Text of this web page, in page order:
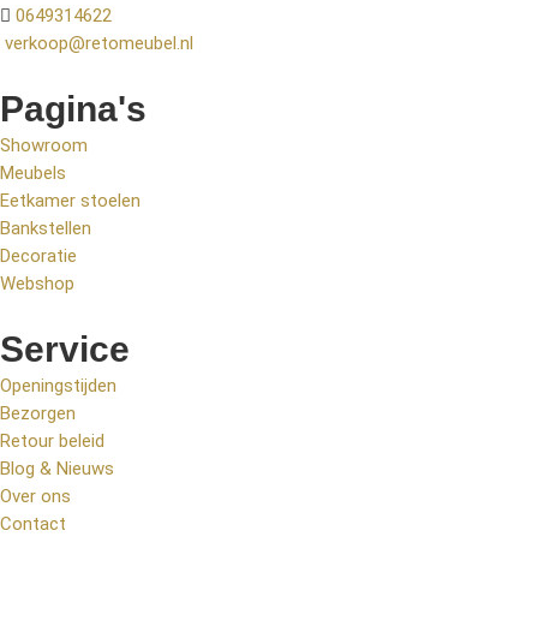
0649314622
verkoop@retomeubel.nl
Pagina's
Showroom
Meubels
Eetkamer stoelen
Bankstellen
Decoratie
Webshop
Service
Openingstijden
Bezorgen
Retour beleid
Blog & Nieuws
Over ons
Contact